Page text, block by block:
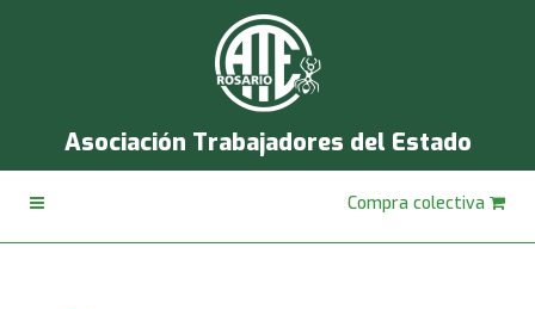
Asociación Trabajadores del Estado
Compra colectiva